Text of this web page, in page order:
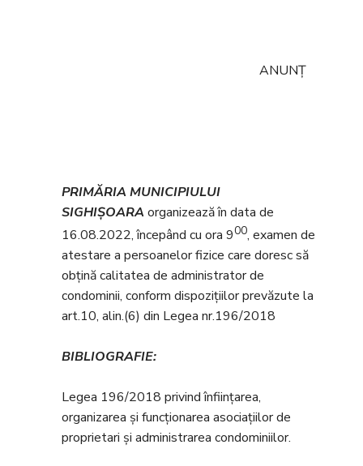
ANUNȚ
PRIMĂRIA MUNICIPIULUI
SIGHIȘOARAorganizează în data de
16.08.2022, începând cu ora 900, examen de
atestare a persoanelor fizice care doresc să
obțină calitatea de administrator de
condominii, conform dispozițiilor prevăzute la
art.10, alin.(6) din Legea nr.196/2018
BIBLIOGRAFIE:
Legea 196/2018 privind înființarea,
organizarea și funcționarea asociațiilor de
proprietari și administrarea condominiilor.